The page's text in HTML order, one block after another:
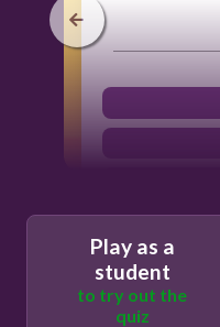
Play as a
student
to try out the
quiz